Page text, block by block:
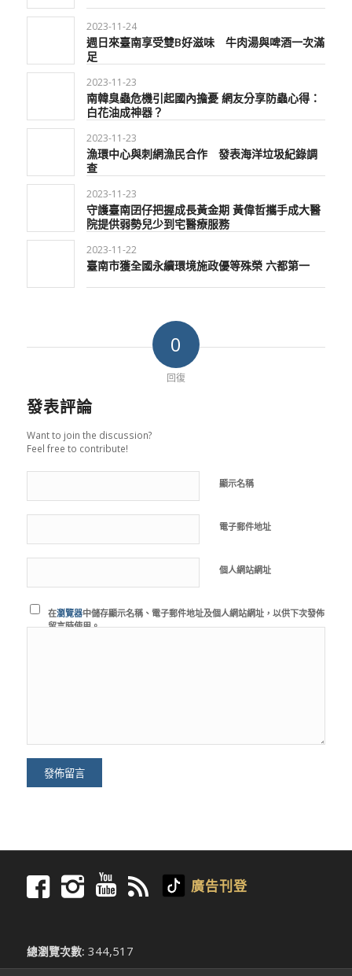
2023-11-24
週日來臺南享受雙B好滋味 牛肉湯與啤酒一次滿
足
2023-11-23
南韓臭蟲危機引起國內擔憂 網友分享防蟲心得：
白花油成神器？
2023-11-23
漁環中心與刺網漁民合作 發表海洋垃圾紀錄調
查
2023-11-23
守護臺南囝仔把握成長黃金期 黃偉哲攜手成大醫
院提供弱勢兒少到宅醫療服務
2023-11-22
臺南市獲全國永續環境施政優等殊榮 六都第一
0
回復
發表評論
Want to join the discussion?
Feel free to contribute!
顯示名稱
電子郵件地址
個人網站網址
在瀏覽器中儲存顯示名稱、電子郵件地址及個人網站網址，以供下次發佈
留言時使用。
廣告刊登
總瀏覽次數: 344,517